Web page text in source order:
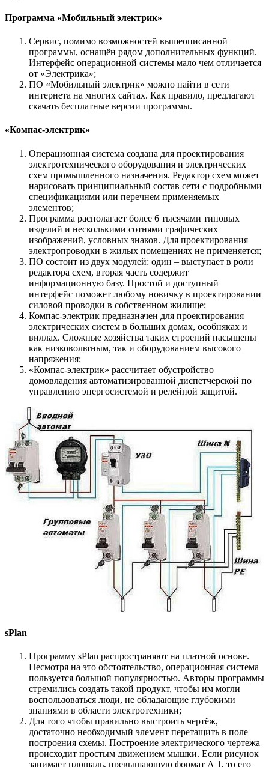
Программа «Мобильный электрик»
Сервис, помимо возможностей вышеописанной
программы, оснащён рядом дополнительных функций.
Интерфейс операционной системы мало чем отличается
от «Электрика»;
ПО «Мобильный электрик» можно найти в сети
интернета на многих сайтах. Как правило, предлагают
скачать бесплатные версии программы.
«Компас-электрик»
Операционная система создана для проектирования
электротехнического оборудования и электрических
схем промышленного назначения. Редактор схем может
нарисовать принципиальный состав сети с подробными
спецификациями или перечнем применяемых
элементов;
Программа располагает более 6 тысячами типовых
изделий и несколькими сотнями графических
изображений, условных знаков. Для проектирования
электропроводки в жилых помещениях не применяется;
ПО состоит из двух модулей: один – выступает в роли
редактора схем, вторая часть содержит
информационную базу. Простой и доступный
интерфейс поможет любому новичку в проектировании
силовой проводки в собственном жилище;
Компас-электрик предназначен для проектирования
электрических систем в больших домах, особняках и
виллах. Сложные хозяйства таких строений насыщены
как низковольтным, так и оборудованием высокого
напряжения;
«Компас-электрик» рассчитает обустройство
домовладения автоматизированной диспетчерской по
управлению энергосистемой и релейной защитой.
sPlan
Программу sPlan распространяют на платной основе.
Несмотря на это обстоятельство, операционная система
пользуется большой популярностью. Авторы программы
стремились создать такой продукт, чтобы им могли
воспользоваться люди, не обладающие глубокими
знаниями в области электротехники;
Для того чтобы правильно выстроить чертёж,
достаточно необходимый элемент перетащить в поле
построения схемы. Построение электрического чертежа
происходит простым движением мышки. Если рисунок
занимает площадь, превышающую формат А 1, то его